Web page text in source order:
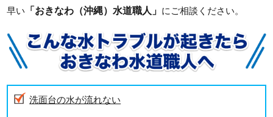
早い 「おきなわ（沖縄）水道職人」 にご相談ください。
洗面台の水が流れない